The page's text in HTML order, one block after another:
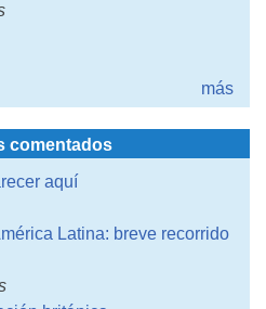
más
comentados
aquí
Latina: breve recorrido